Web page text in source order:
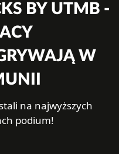
BY UTMB -
W
na najwyższych
podium!